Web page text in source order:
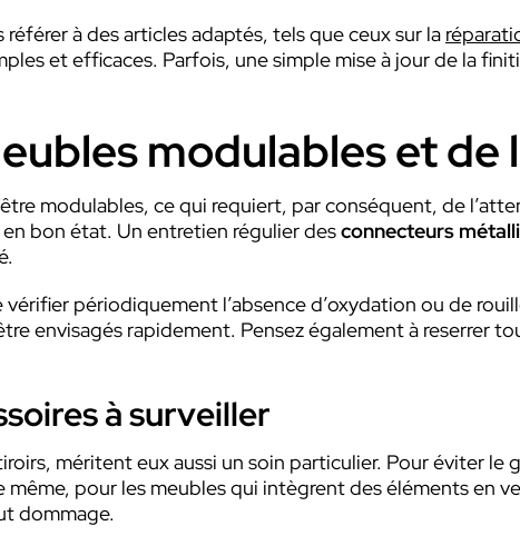
à des articles adaptés, tels que ceux sur la
et efficaces. Parfois, une simple mise à jour de la
modulables et de
modulables, ce qui requiert, par conséquent, de
bon état. Un entretien régulier desconnecteurs
périodiquement l’absence d’oxydation ou de
envisagés rapidement. Pensez également à reserrer
à surveiller
méritent eux aussi un soin particulier. Pour éviter
même, pour les meubles qui intègrent des éléments en
dommage.